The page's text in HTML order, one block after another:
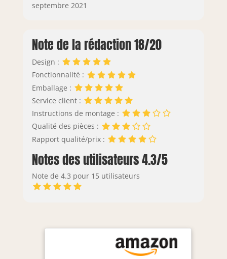
septembre 2021
Note de la rédaction 18/20
Design :
Fonctionnalité :
Emballage :
Service client :
Instructions de montage :
Qualité des pièces :
Rapport qualité/prix :
Notes des utilisateurs 4.3/5
Note de 4.3 pour 15 utilisateurs